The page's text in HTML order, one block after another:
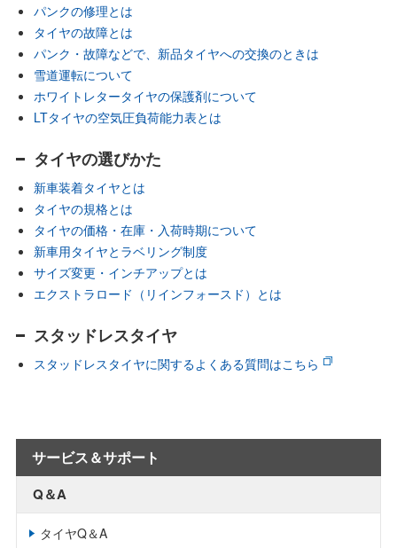
パンクの修理とは
タイヤの故障とは
パンク・故障などで、新品タイヤへの交換のときは
雪道運転について
ホワイトレタータイヤの保護剤について
LTタイヤの空気圧負荷能力表とは
タイヤの選びかた
新車装着タイヤとは
タイヤの規格とは
タイヤの価格・在庫・入荷時期について
新車用タイヤとラベリング制度
サイズ変更・インチアップとは
エクストラロード（リインフォースド）とは
スタッドレスタイヤ
スタッドレスタイヤに関するよくある質問はこちら
サービス＆サポート
Q＆A
タイヤQ＆A